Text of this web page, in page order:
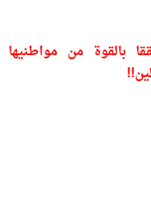
بالقوة من مواطنيها